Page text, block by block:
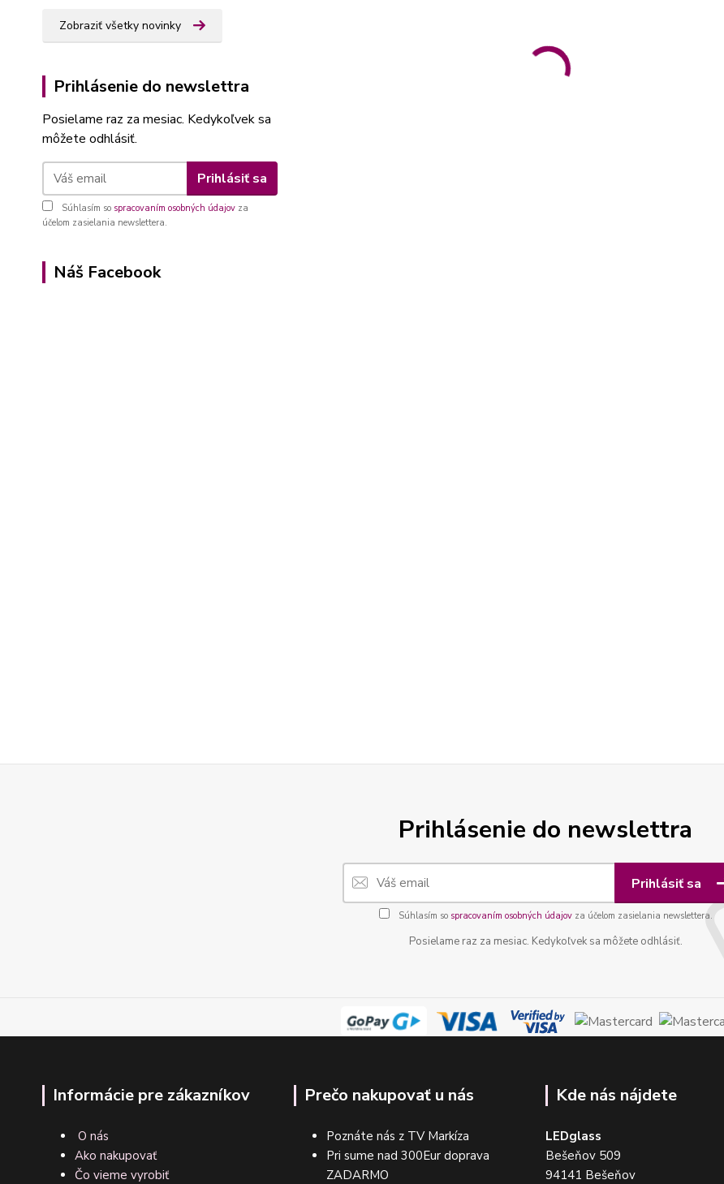
Zobraziť všetky novinky
Prihlásenie do newslettra
Posielame raz za mesiac. Kedykoľvek sa
môžete odhlásiť.
Prihlásiť sa
Súhlasím so spracovaním osobných údajov za
účelom zasielania newslettera.
Náš Facebook
Prihlásenie do newslettra
Prihlásiť sa
Súhlasím so spracovaním osobných údajovza účelom zasielania newslettera.
Posielame raz za mesiac. Kedykoľvek sa môžete odhlásiť.
Informácie pre zákazníkov
O nás
Ako nakupovať
Čo vieme vyrobiť
Prečo nakupovať u nás
Poznáte nás z TV Markíza
Pri sume nad 300Eur doprava
ZADARMO
Kde nás nájdete
LEDglass
Bešeňov 509
94141 Bešeňov